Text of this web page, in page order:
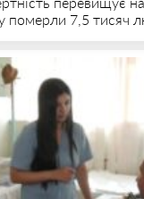
померли 7,5 тисяч